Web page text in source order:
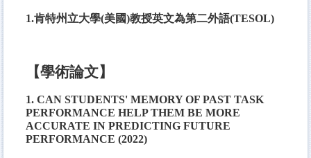
1.肯特州立大學(美國)教授英文為第二外語(TESOL)
【學術論文】
1. CAN STUDENTS' MEMORY OF PAST TASK
PERFORMANCE HELP THEM BE MORE
ACCURATE IN PREDICTING FUTURE
PERFORMANCE (2022)